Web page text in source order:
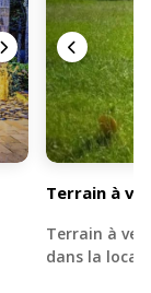
Terrain à
Terrain à
dans la